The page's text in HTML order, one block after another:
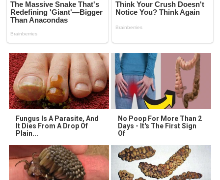
Fungus Is A Parasite, And
It Dies From A Drop Of
Plain...
No Poop For More Than 2
Days - It's The First Sign
Of